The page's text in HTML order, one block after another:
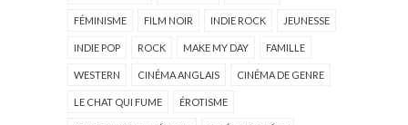
FÉMINISME FILM NOIR INDIE ROCK JEUNESSE
INDIE POP ROCK MAKE MY DAY FAMILLE
WESTERN CINÉMA ANGLAIS CINÉMA DE GENRE
LE CHAT QUI FUME ÉROTISME